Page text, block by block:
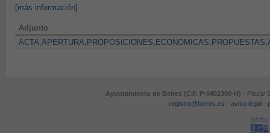
[más información]
Adjunto
Ayuntamiento de Beires (Cif: P-0402300-H) - Plaza/
registro@beires.es -aviso legal -